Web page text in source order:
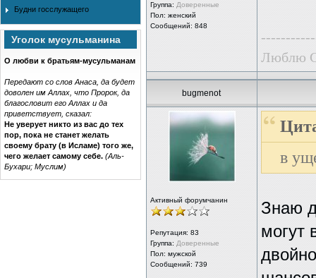
Будни госслужащего
Уголок мусульманина
О любви к братьям-мусульманам
Передают со слов Анаса, да будет
доволен им Аллах, что Пророк, да
благословит его Аллах и да
приветствует, сказал:
Не уверует никто из вас до тех
пор, пока не станет желать
своему брату (в Исламе) того же,
чего желает самому себе. (Аль-
Бухари; Муслим)
Группа: Доверенные
Пол: женский
Сообщений: 848
Люблю
bugmenot
Активный форумчанин
Репутация: 83
Группа: Доверенные
Пол: мужской
Сообщений: 739
в
Знаю
могут